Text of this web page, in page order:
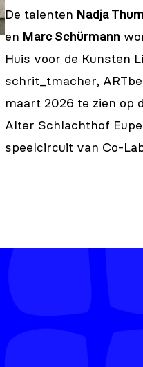
De talenten Nadja
en Marc Schürmann
Huis voor de Kunsten
schrit_tmacher,
maart 2026 te zien op
Alter Schlachthof
speelcircuit van Co-